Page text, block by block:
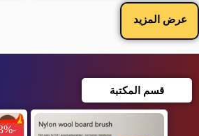
عرض المزيد
قسم المكتبة
-53%